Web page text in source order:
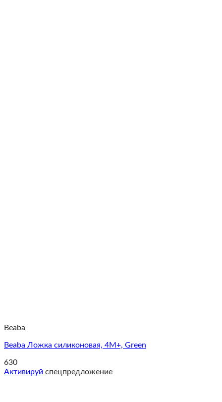
Beaba
Beaba Ложка силиконовая, 4М+, Green
630
Активируй спецпредложение